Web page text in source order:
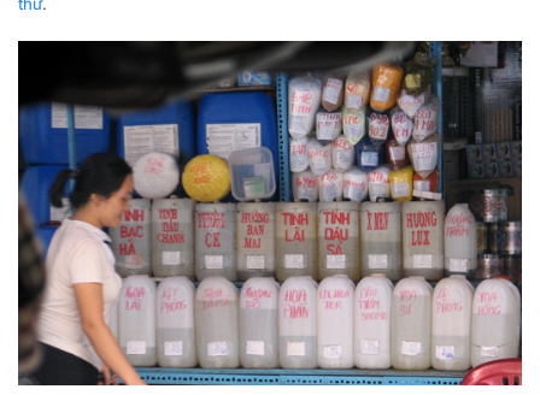
gây
khỏe
thư.